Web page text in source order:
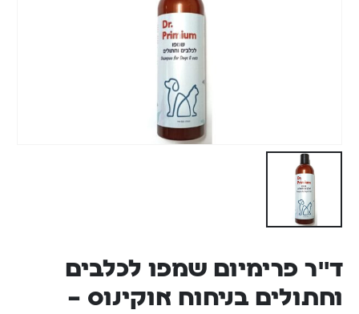
ד"ר פרימיום שמפו לכלבים
וחתולים בניחוח אוקינוס –